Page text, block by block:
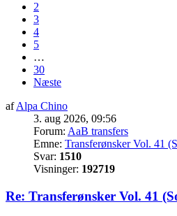
2
3
4
5
…
30
Næste
afAlpa Chino
3. aug 2026, 09:56
Forum: AaB transfers
Emne: Transferønsker Vol. 41
Svar: 1510
Visninger: 192719
Re: Transferønsker Vol. 41